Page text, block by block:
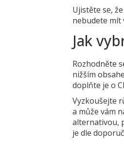
Ujistěte se,
nebudete mít
Jak
Rozhodněte
nižším
doplňte je o
Vyzkoušejte
a může vám
alternativou,
je dle